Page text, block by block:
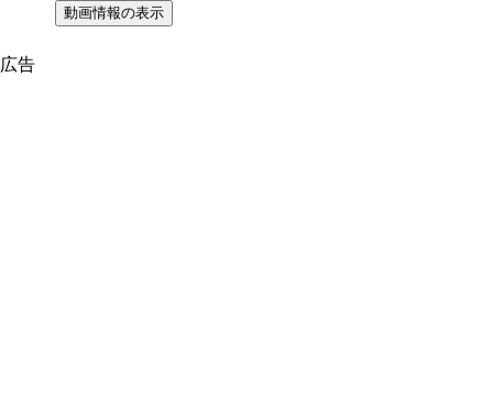
動画情報の表示
広告